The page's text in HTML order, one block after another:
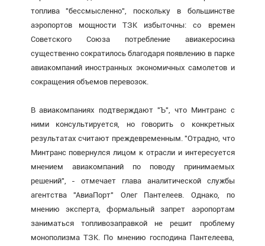
топлива "бессмысленно", поскольку в большинстве
аэропортов мощности ТЗК избыточны: со времен
Советского Союза потребление авиакеросина
существенно сократилось благодаря появлению в парке
авиакомпаний иностранных экономичных самолетов и
сокращения объемов перевозок.
В авиакомпаниях подтверждают "Ъ", что Минтранс с
ними консультируется, но говорить о конкретных
результатах считают преждевременным. "Отрадно, что
Минтранс повернулся лицом к отрасли и интересуется
мнением авиакомпаний по поводу принимаемых
решений", - отмечает глава аналитической службы
агентства "АвиаПорт" Олег Пантелеев. Однако, по
мнению эксперта, формальный запрет аэропортам
заниматься топливозаправкой не решит проблему
монополизма ТЗК. По мнению господина Пантелеева,